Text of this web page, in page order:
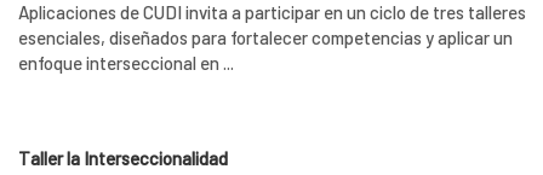
Aplicaciones de CUDI invita a participar en un ciclo de tres talleres
esenciales, diseñados para fortalecer competencias y aplicar un
enfoque interseccional en ...
Taller la Interseccionalidad